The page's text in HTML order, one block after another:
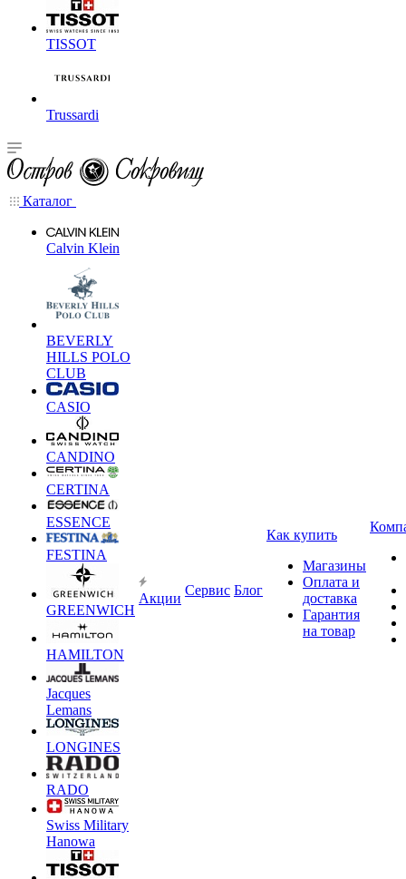
TISSOT
Trussardi
Каталог
Calvin Klein
BEVERLY
HILLS POLO
CLUB
CASIO
CANDINO
CERTINA
ESSENCE
FESTINA
GREENWICH
HAMILTON
Jacques
Lemans
LONGINES
RADO
Swiss Military
Hanowa
Акции
Сервис Блог
Как купить
Магазины
Оплата и
доставка
Гарантия
на товар